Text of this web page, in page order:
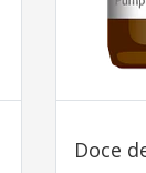
Doce